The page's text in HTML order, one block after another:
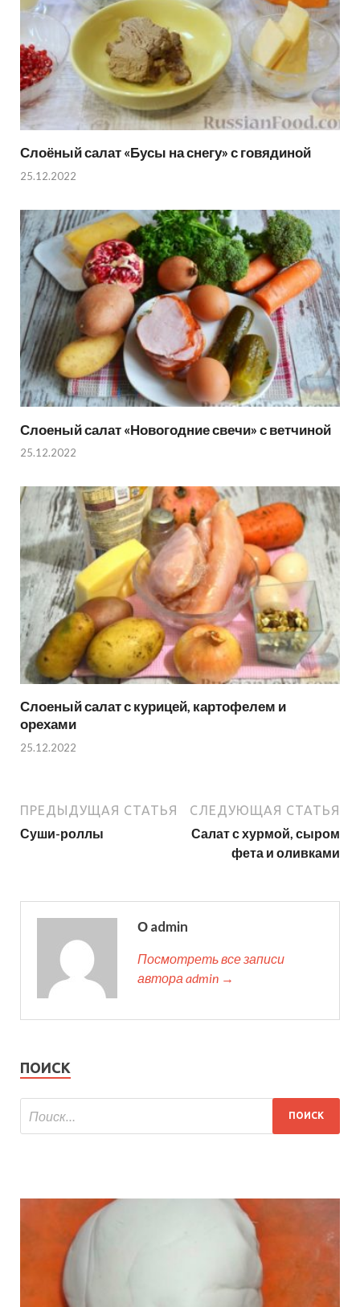
Слоёный салат «Бусы на снегу» с говядиной
25.12.2022
Слоеный салат «Новогодние свечи» с ветчиной
25.12.2022
Слоеный салат с курицей, картофелем и
орехами
25.12.2022
ПРЕДЫДУЩАЯ СТАТЬЯ
Суши-роллы
СЛЕДУЮЩАЯ СТАТЬЯ
Салат с хурмой, сыром
фета и оливками
О admin
Посмотреть все записи
автора admin →
ПОИСК